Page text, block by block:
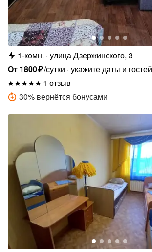
1-комн. улица Дзержинского, 3
От 1800₽/сутки укажите даты и гостей
1 отзыв
30% вернётся бонусами